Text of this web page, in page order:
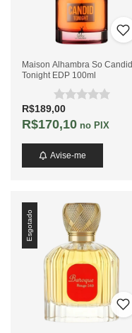
Maison Alhambra So Candid
Tonight EDP 100ml
R$189,00
R$170,10 no PIX
Avise-me
Esgotado